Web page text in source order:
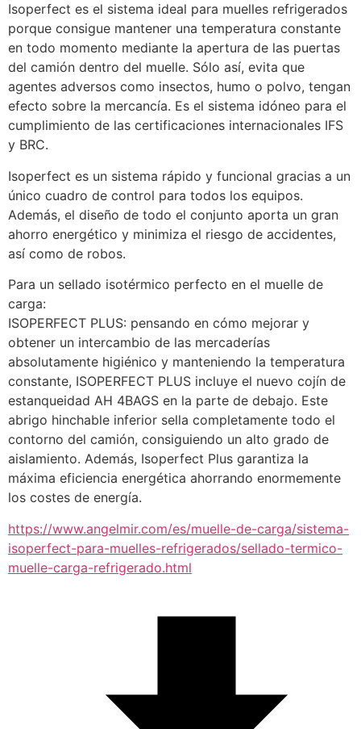
Isoperfect es el sistema ideal para muelles refrigerados
porque consigue mantener una temperatura constante
en todo momento mediante la apertura de las puertas
del camión dentro del muelle. Sólo así, evita que
agentes adversos como insectos, humo o polvo, tengan
efecto sobre la mercancía. Es el sistema idóneo para el
cumplimiento de las certificaciones internacionales IFS
y BRC.
Isoperfect es un sistema rápido y funcional gracias a un
único cuadro de control para todos los equipos.
Además, el diseño de todo el conjunto aporta un gran
ahorro energético y minimiza el riesgo de accidentes,
así como de robos.
Para un sellado isotérmico perfecto en el muelle de
carga:
ISOPERFECT PLUS: pensando en cómo mejorar y
obtener un intercambio de las mercaderías
absolutamente higiénico y manteniendo la temperatura
constante, ISOPERFECT PLUS incluye el nuevo cojín de
estanqueidad AH 4BAGS en la parte de debajo. Este
abrigo hinchable inferior sella completamente todo el
contorno del camión, consiguiendo un alto grado de
aislamiento. Además, Isoperfect Plus garantiza la
máxima eficiencia energética ahorrando enormemente
los costes de energía.
https://www.angelmir.com/es/muelle-de-carga/sistema-
isoperfect-para-muelles-refrigerados/sellado-termico-
muelle-carga-refrigerado.html